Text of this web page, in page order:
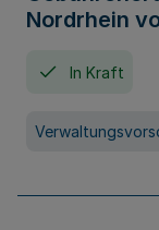
Nordrhein
In Kraft